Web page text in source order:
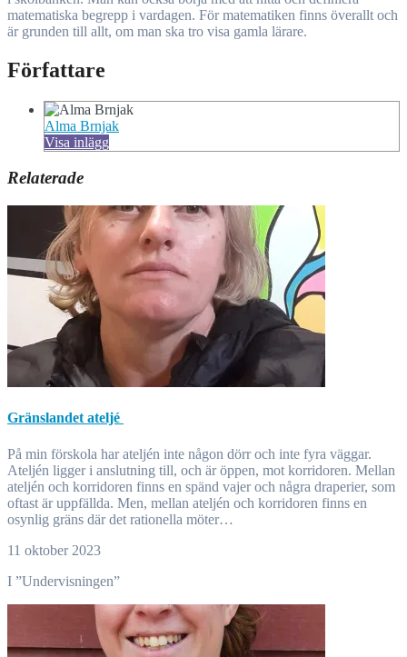
matematiska begrepp i vardagen. För matematiken finns överallt och
är grunden till allt, om man ska tro visa gamla lärare.
Författare
Alma Brnjak
Visa inlägg
Relaterade
Gränslandet ateljé
På min förskola har ateljén inte någon dörr och inte fyra väggar.
Ateljén ligger i anslutning till, och är öppen, mot korridoren. Mellan
ateljén och korridoren finns en spänd vajer och några draperier, som
oftast är uppfällda. Men, mellan ateljén och korridoren finns en
osynlig gräns där det rationella möter…
11 oktober 2023
I ”Undervisningen”